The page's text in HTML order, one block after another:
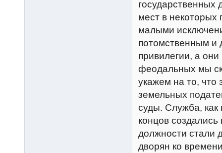
государственных
мест в некоторых
малыми
потомственным и
привилегии, а
феодальных мы
укажем на то, что
земельных
суды. Служба, как
концов
должности стали
дворян ко